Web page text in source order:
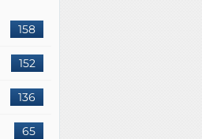
158
152
136
65